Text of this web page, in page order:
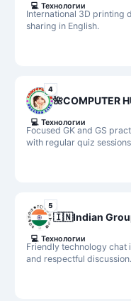
International 3D printing
sharing in English.
💻 Технологии
4
Focused GK and GS
with regular quiz
💻 Технологии
5
🇮🇳Indian
Friendly technology chat
and respectful discussion.
💻 Технологии